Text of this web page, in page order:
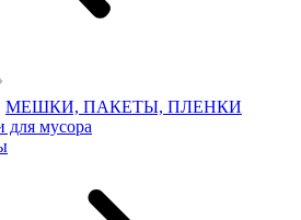
МЕШКИ, ПАКЕТЫ, ПЛЕНКИ
мусора